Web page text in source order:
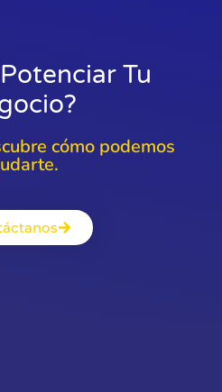
Tu
cómo podemos